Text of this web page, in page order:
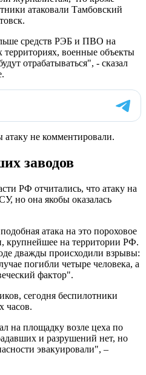
атаковали Тамбовский
средств РЭБ и ПВО на
военные объекты
отрабатываться", - сказал
не комментировали.
заводов
РФ отчитались, что атаку на
но она якобы оказалась
атака на это пороховое
крупнейшее на территории РФ.
дважды происходили взрывы:
погибли четыре человека, а
фактор".
сегодня беспилотники
часов.
на площадку возле цеха по
и разрушений нет, но
эвакуировали", –